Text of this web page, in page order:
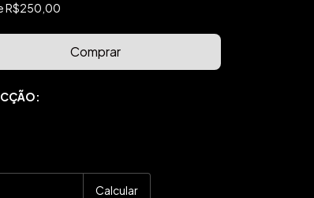
R$250,00
Calcular